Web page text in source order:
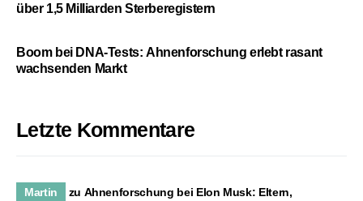
über 1,5 Milliarden Sterberegistern
Boom bei DNA-Tests: Ahnenforschung erlebt rasant
wachsenden Markt
Letzte Kommentare
Martin zu Ahnenforschung bei Elon Musk: Eltern,